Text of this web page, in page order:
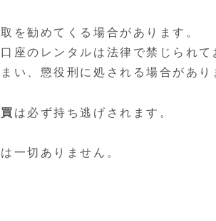
を勧めてくる場合があります。
座のレンタルは法律で禁じられて
い、懲役刑に処される場合があり
は必ず持ち逃げされます。
一切ありません。